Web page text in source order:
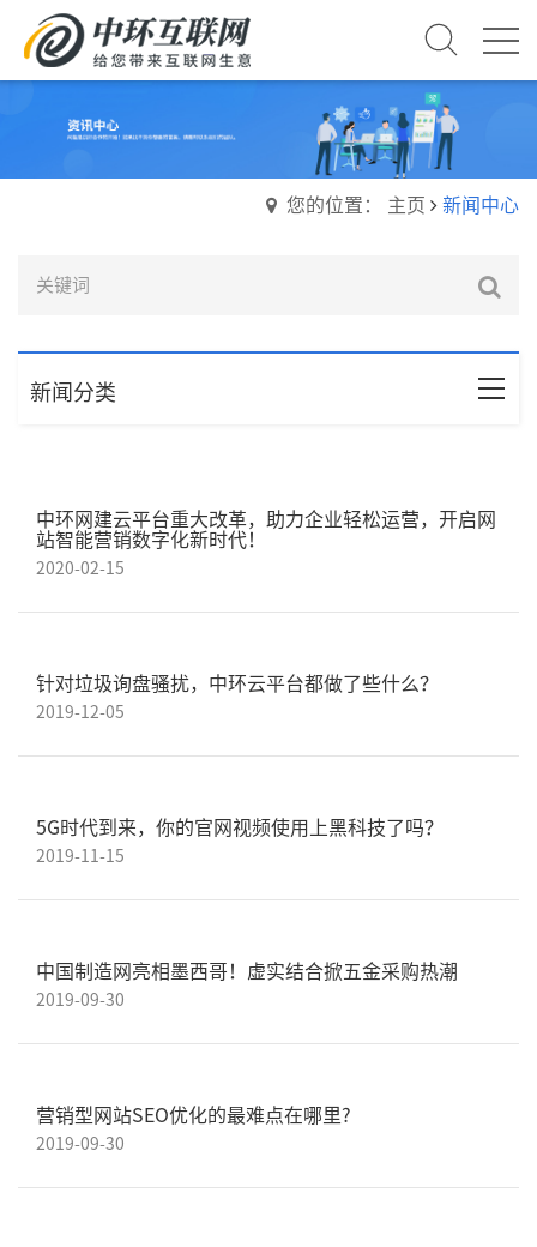
您的位置： 主页 新闻中心
新闻分类
中环网建云平台重大改革，助力企业轻松运营，开启网
站智能营销数字化新时代！
2020-02-15
针对垃圾询盘骚扰，中环云平台都做了些什么？
2019-12-05
5G时代到来，你的官网视频使用上黑科技了吗？
2019-11-15
中国制造网亮相墨西哥！虚实结合掀五金采购热潮
2019-09-30
营销型网站SEO优化的最难点在哪里?
2019-09-30